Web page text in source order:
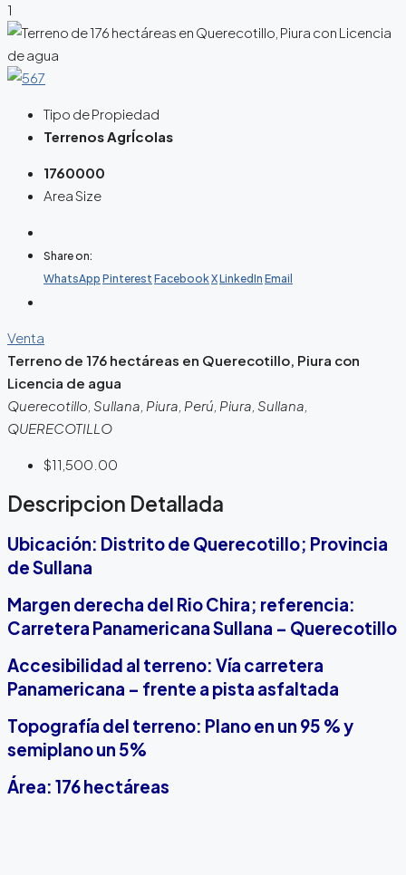
1
Tipo de Propiedad
Terrenos AgrÍcolas
1760000
Area Size
Share on:
WhatsApp Pinterest FacebookXLinkedIn Email
Venta
Terreno de 176 hectáreas en Querecotillo, Piura con
Licencia de agua
Querecotillo, Sullana, Piura, Perú, Piura, Sullana,
QUERECOTILLO
$11,500.00
Descripcion Detallada
Ubicación: Distrito de Querecotillo; Provincia
de Sullana
Margen derecha del Rio Chira; referencia:
Carretera Panamericana Sullana – Querecotillo
Accesibilidad al terreno: Vía carretera
Panamericana – frente a pista asfaltada
Topografía del terreno: Plano en un 95 % y
semiplano un 5%
Área: 176 hectáreas